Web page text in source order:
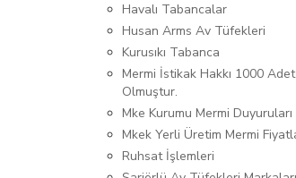
Havalı Tabancalar
Husan Arms Av Tüfekleri
Kurusıkı Tabanca
Mermi İstikak Hakkı 1000 Adet
Olmuştur.
Mke Kurumu Mermi
Mkek Yerli Üretim Mermi
Ruhsat İşlemleri